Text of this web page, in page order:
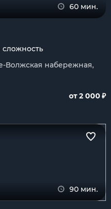
60 мин.
Волжская набережная,
от 2 000 ₽
90 мин.